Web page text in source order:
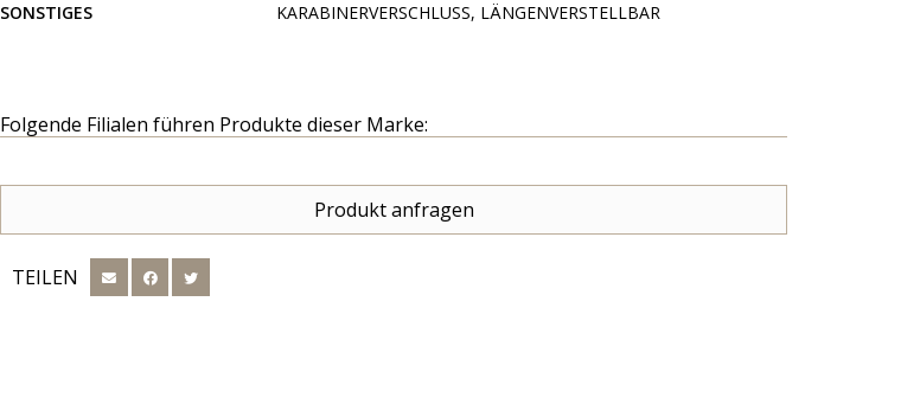
SONSTIGES
KARABINERVERSCHLUSS, LÄNGENVERSTELLBAR
Folgende Filialen führen Produkte dieser Marke:
Produkt anfragen
TEILEN